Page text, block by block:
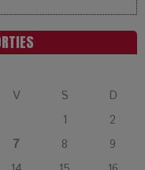
à l’ère des
et vraie tragédie
Rumilly interroge
V S
D
1
2
7 8
9